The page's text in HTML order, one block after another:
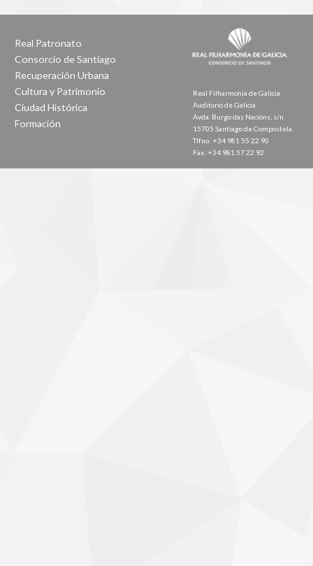
Real Patronato
Consorcio de Santiago
Recuperación Urbana
Cultura y Patrimonio
Ciudad Histórica
Formación
Real Filharmonía de Galicia
Auditorio de Galicia
Avda. Burgo das Nacións, s/n
15705 Santiago de Compostela
Tlfno: +34 981 55 22 90
Fax: +34 981 57 22 92